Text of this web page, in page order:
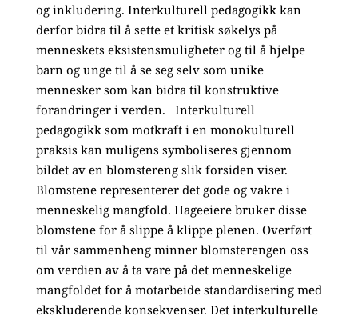
og inkludering. Interkulturell pedagogikk kan
derfor bidra til å sette et kritisk søkelys på
menneskets eksistensmuligheter og til å hjelpe
barn og unge til å se seg selv som unike
mennesker som kan bidra til konstruktive
forandringer i verden. Interkulturell
pedagogikk som motkraft i en monokulturell
praksis kan muligens symboliseres gjennom
bildet av en blomstereng slik forsiden viser.
Blomstene representerer det gode og vakre i
menneskelig mangfold. Hageeiere bruker disse
blomstene for å slippe å klippe plenen. Overført
til vår sammenheng minner blomsterengen oss
om verdien av å ta vare på det menneskelige
mangfoldet for å motarbeide standardisering med
ekskluderende konsekvenser. Det interkulturelle